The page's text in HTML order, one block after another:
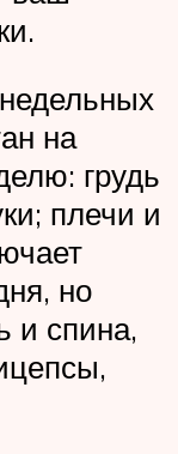
на
грудь
плечи и
но
и спина,